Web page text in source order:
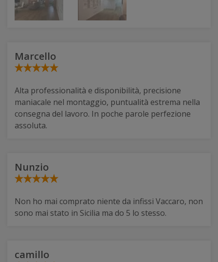
Marcello
Alta professionalità e disponibilità, precisione
maniacale nel montaggio, puntualità estrema nella
consegna del lavoro. In poche parole perfezione
assoluta.
Nunzio
Non ho mai comprato niente da infissi Vaccaro, non
sono mai stato in Sicilia ma do 5 lo stesso.
camillo